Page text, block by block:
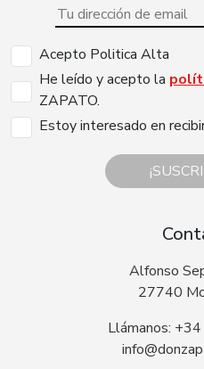
Acepto Politica Alta
He leído y acepto la
ZAPATO.
Estoy interesado en
Alfonso
27740
Llámanos: